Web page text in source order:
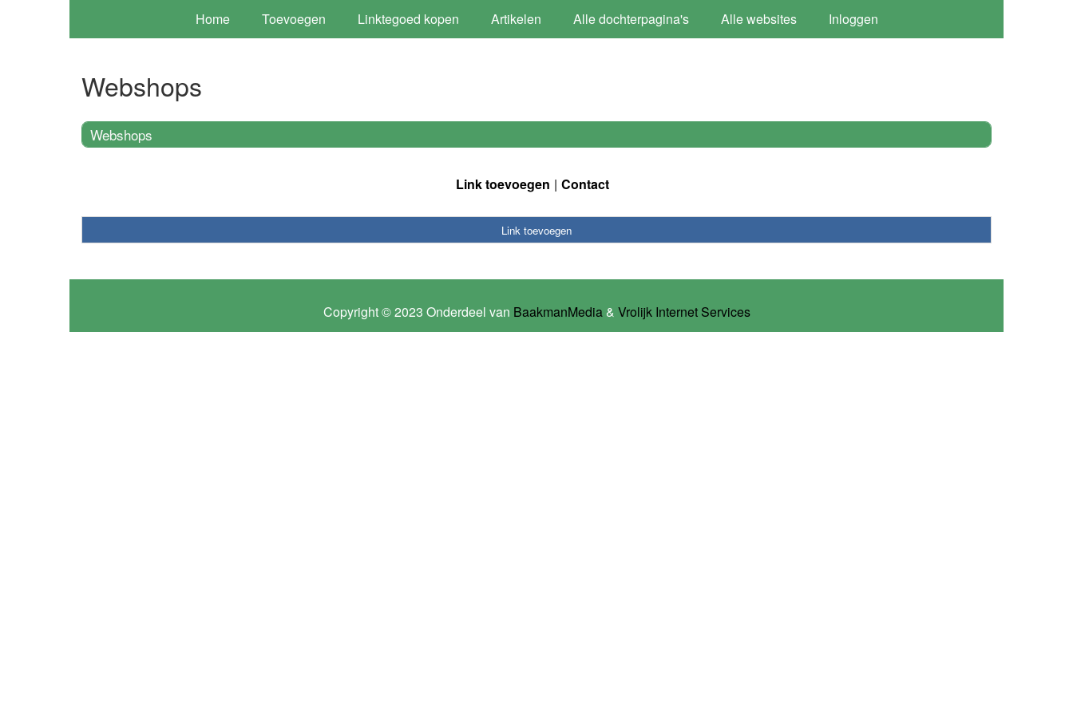
Home Toevoegen Linktegoed kopen Artikelen Alle dochterpagina's Alle websites Inloggen
Webshops
Webshops
Link toevoegen Contact
Link toevoegen
Copyright © 2023 Onderdeel van BaakmanMedia& Vrolijk Internet Services